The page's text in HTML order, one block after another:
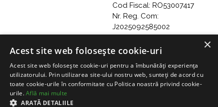
Cod Fiscal: RO53007417
Nr. Reg. Com:
J2025092585002
Telefon: 0741282766
×
Acest site web folosește cookie-uri
Acest site web folosește cookie-uri pentru a îmbunătăți experiența
utilizatorului. Prin utilizarea site-ului nostru web, sunteți de acord cu
toate cookie-urile în conformitate cu Politica noastră privind cookie-
urile.Află mai multe
ARATĂ DETALIILE